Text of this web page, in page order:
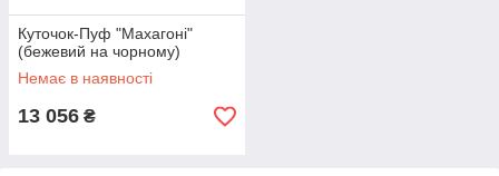
Куточок-Пуф "Махагоні"
(бежевий на чорному)
Немає в наявності
13 056 ₴